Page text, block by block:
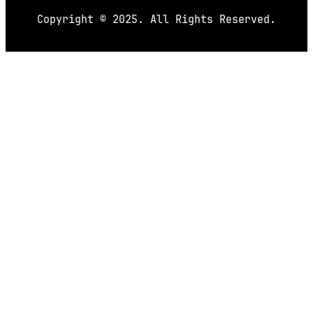
Copyright © 2025. All Rights Reserved.